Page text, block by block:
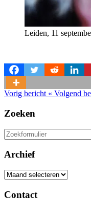
Leiden, 11
Vorig bericht « Volgend
Zoeken
Zoeken
naar:
Archief
Archief
Contact